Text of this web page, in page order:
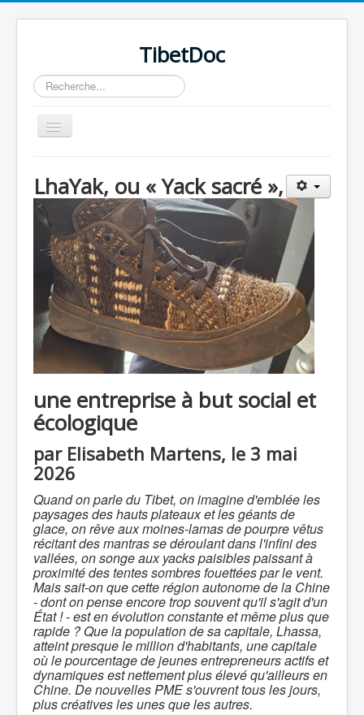
TibetDoc
Rechercher
Basculer
la
LhaYak, ou « Yack sacré »,
une entreprise à but social et
écologique
par Elisabeth Martens, le 3 mai
2026
Quand on parle du Tibet, on imagine d'emblée les
paysages des hauts plateaux et les géants de
glace, on rêve aux moines-lamas de pourpre vêtus
récitant des mantras se déroulant dans l'infini des
vallées, on songe aux yacks paisibles paissant à
proximité des tentes sombres fouettées par le vent.
Mais sait-on que cette région autonome de la Chine
- dont on pense encore trop souvent qu'il s'agit d'un
État ! - est en évolution constante et même plus que
rapide ? Que la population de sa capitale, Lhassa,
atteint presque le million d'habitants, une capitale
où le pourcentage de jeunes entrepreneurs actifs et
dynamiques est nettement plus élevé qu'ailleurs en
Chine. De nouvelles PME s'ouvrent tous les jours,
plus créatives les unes que les autres.